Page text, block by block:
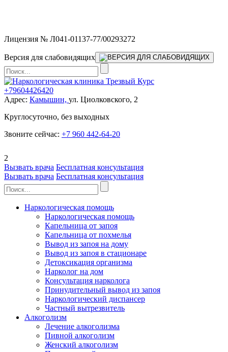
Лицензия № Л041-01137-77/00293272
Версия для слабовидящих
+79604426420
Адрес: Камышин, ул. Циолковского, 2
Круглосуточно, без выходных
Звоните сейчас: +7 960 442-64-20
2
Вызвать врача Бесплатная консультация
Вызвать врача Бесплатная консультация
Наркологическая помощь
Наркологическая помощь
Капельница от запоя
Капельница от похмелья
Вывод из запоя на дому
Вывод из запоя в стационаре
Детоксикация организма
Нарколог на дом
Консультация нарколога
Принудительный вывод из запоя
Наркологический диспансер
Частный вытрезвитель
Алкоголизм
Лечение алкоголизма
Пивной алкоголизм
Женский алкоголизм